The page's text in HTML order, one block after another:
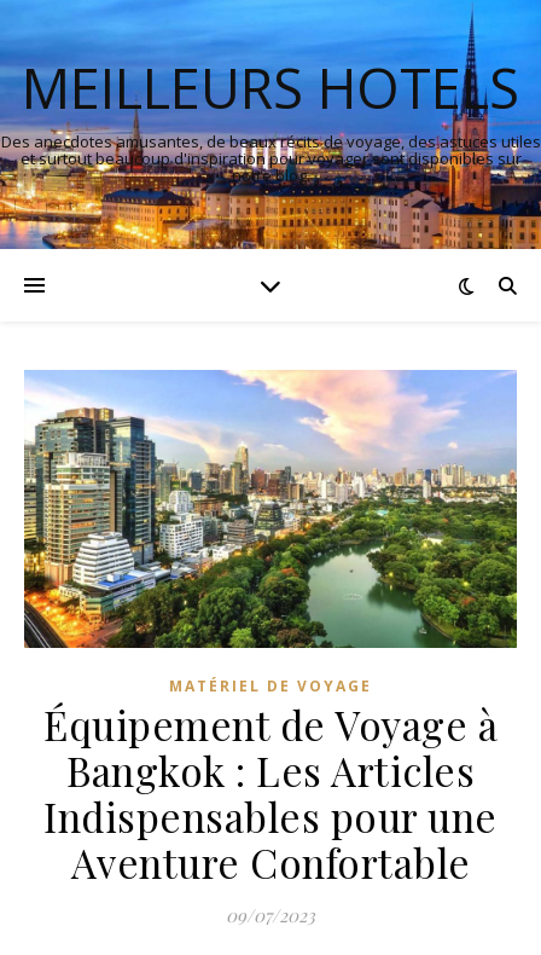
MEILLEURS HOTELS
Des anecdotes amusantes, de beaux récits de voyage, des astuces utiles
et surtout beaucoup d'inspiration pour voyager sont disponibles sur
notre blog.
MATÉRIEL DE VOYAGE
Équipement de Voyage à
Bangkok : Les Articles
Indispensables pour une
Aventure Confortable
09/07/2023